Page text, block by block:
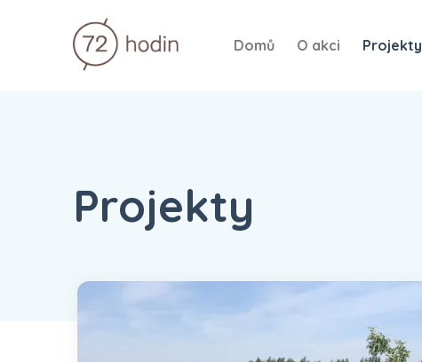
Domů O akci Projekty
Projekty